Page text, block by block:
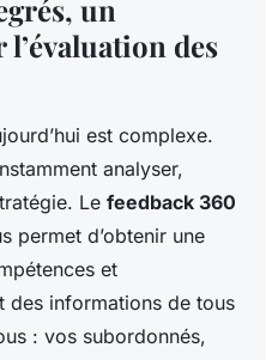
un
des
est complexe.
analyser,
Le feedback 360
permet d’obtenir une
et
des informations de tous
: vos subordonnés,